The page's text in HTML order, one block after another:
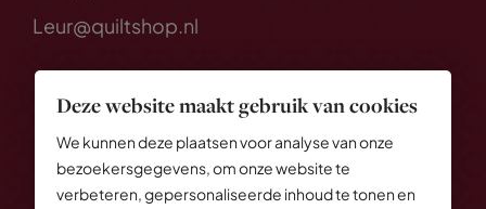
Deze website maakt gebruik van cookies
We kunnen deze plaatsen voor analyse van onze
bezoekersgegevens, om onze website te
verbeteren, gepersonaliseerde inhoud te tonen en
Leur@quiltshop.nl